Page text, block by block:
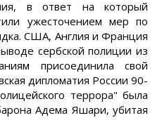
в ответ на который
ужесточением мер по
США, Англия и Франция
сербской полиции из
присоединила свой
дипломатия России 90-
террора" была
Адема Яшари, убитая